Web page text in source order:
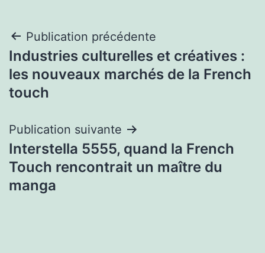
Navigation
de
l’article
Publication précédente
Industries culturelles et créatives :
les nouveaux marchés de la French
touch
Publication suivante
Interstella 5555, quand la French
Touch rencontrait un maître du
manga